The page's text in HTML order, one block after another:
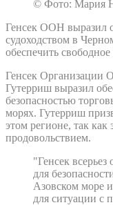
© Фото: Мария
Генсек ООН выразил
судоходством в
обеспечить
Генсек Организации
Гутерриш выразил
безопасностью
морях. Гутерриш
этом регионе, так как
продовольствием.
"Генсек
для
Азовском море
для ситуации с